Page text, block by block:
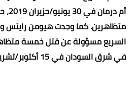
أم
متظاهرين. كما وجدت هيومن رايتس
السريع مسؤولة عن قتل خمسة
في شرق السودان في 15 أكتوبر/تشرين الأول 2020